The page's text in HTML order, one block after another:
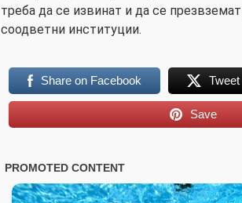
треба да се извинат и да се презвземат
соодветни институции.
Share on Facebook Tweet
Save